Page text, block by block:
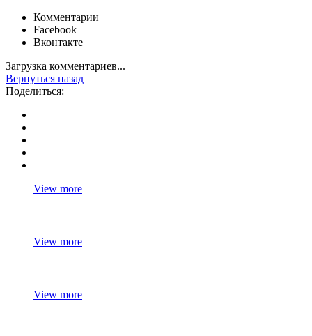
Комментарии
Facebook
Вконтакте
Загрузка комментариев...
Вернуться назад
Поделиться:
View more
View more
View more